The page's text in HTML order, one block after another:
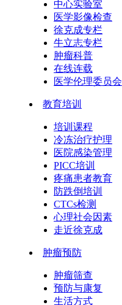
中心实验室
医学影像检查
徐克成专栏
牛立志专栏
肿瘤科普
在线连载
医学伦理委员会
教育培训
培训课程
冷冻治疗护理
医院感染管理
PICC培训
疼痛患者教育
防跌倒培训
CTCs检测
心理社会因素
走近徐克成
肿瘤预防
肿瘤筛查
预防与康复
生活方式